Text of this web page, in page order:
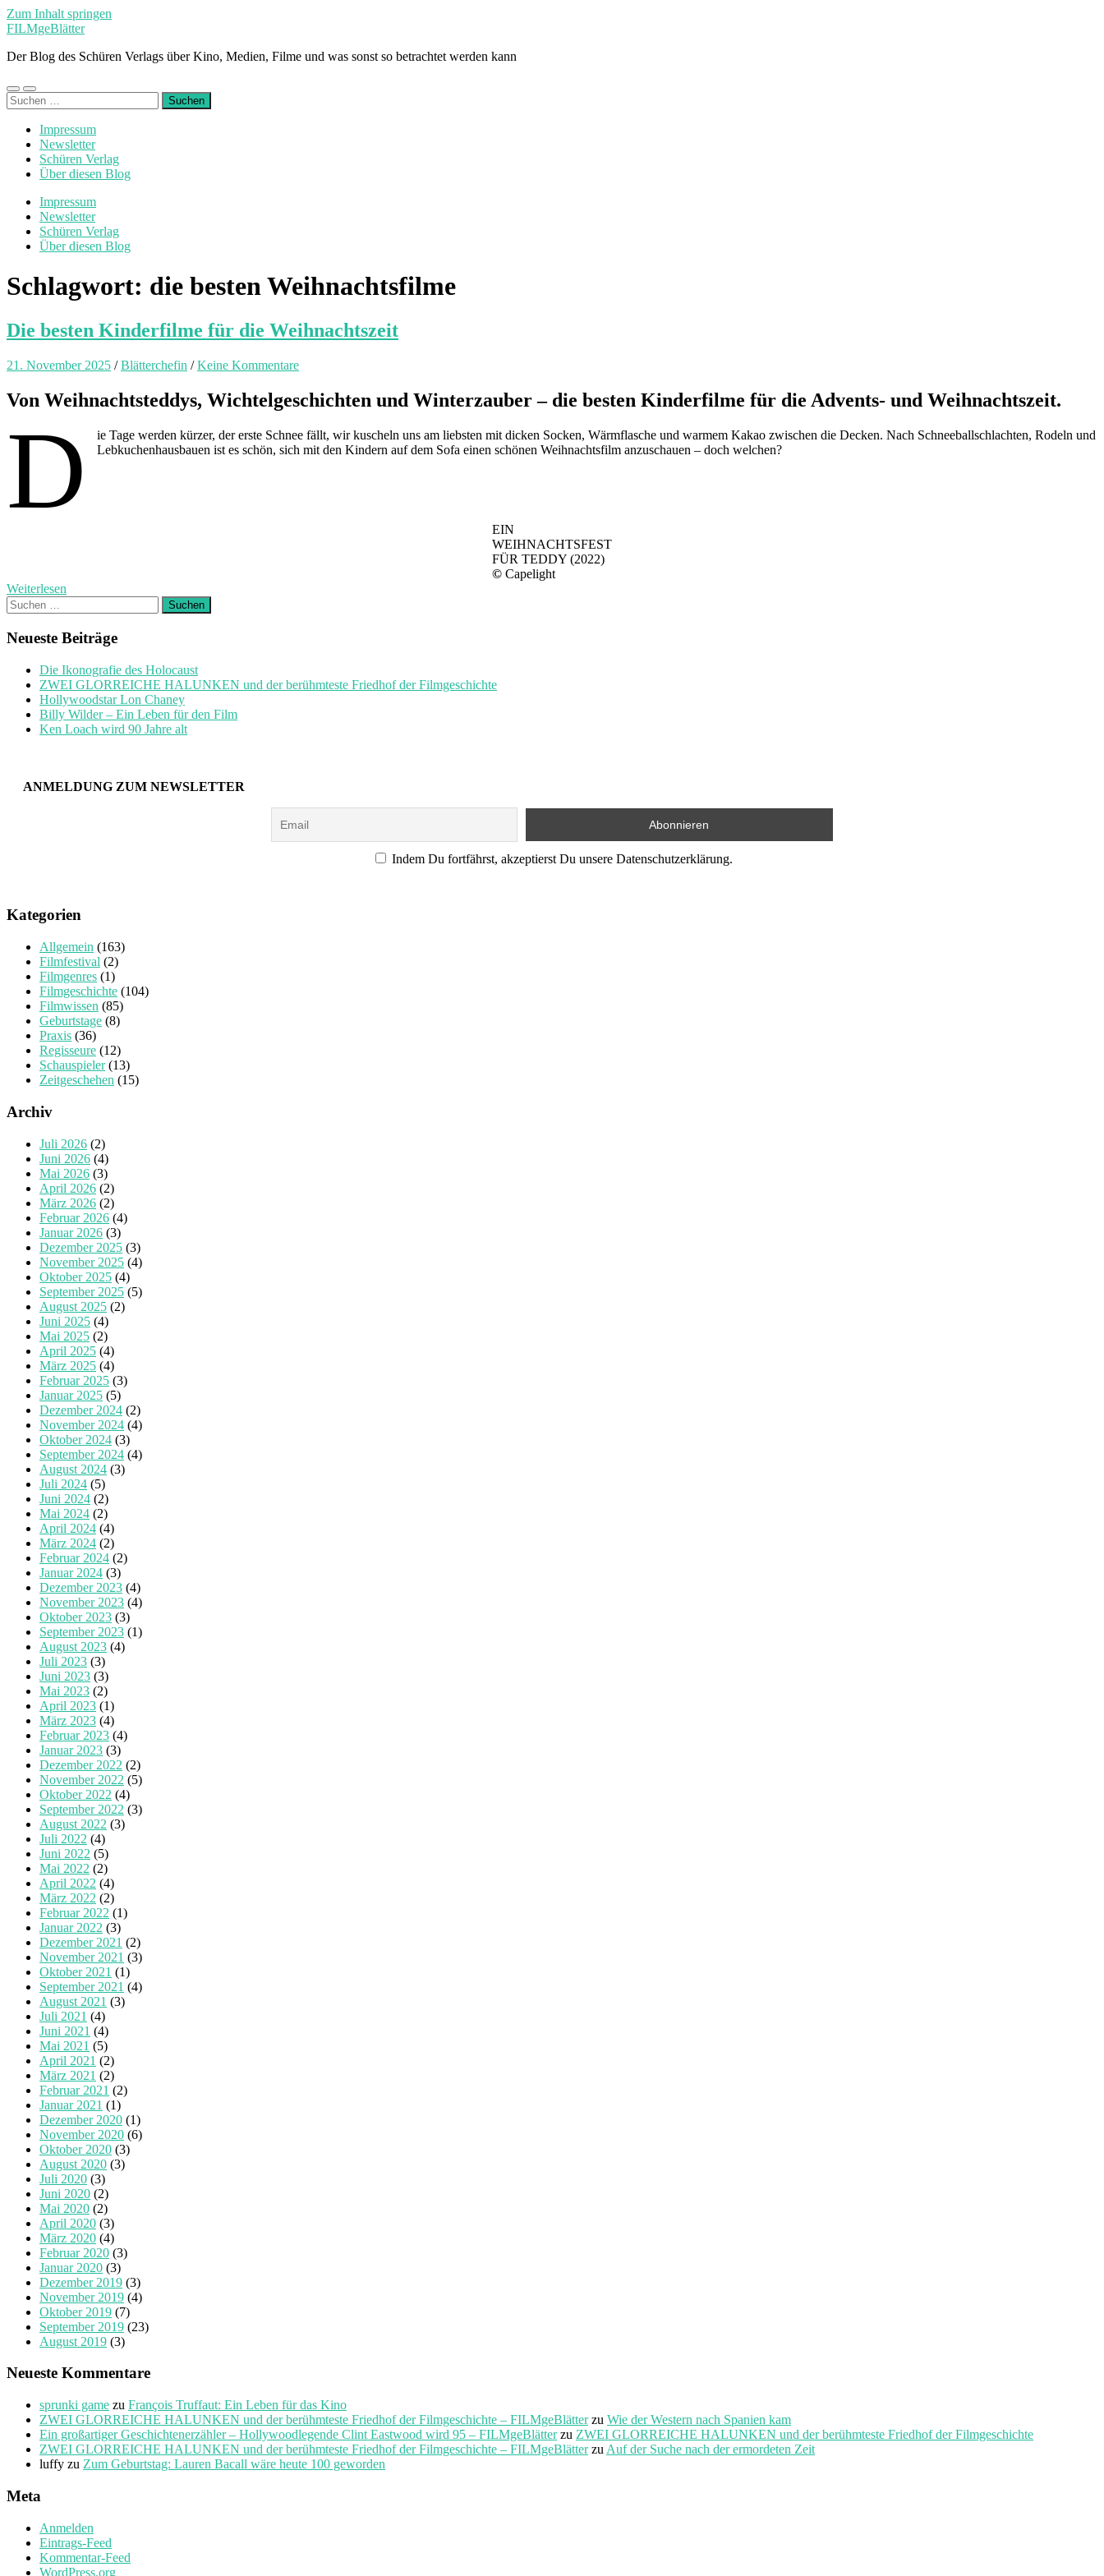
Zum Inhalt springen
FILMgeBlätter
Der Blog des Schüren Verlags über Kino, Medien, Filme und was sonst so betrachtet werden kann
Mobile-
Menü
Suchfeld
ein-/ausblenden
Suchen
nach:
Impressum
Newsletter
Schüren Verlag
Über diesen Blog
Impressum
Newsletter
Schüren Verlag
Über diesen Blog
Schlagwort: die besten Weihnachtsfilme
Die besten Kinderfilme für die Weihnachtszeit
21. November 2025 /Blätterchefin /Keine Kommentare
Von Weihnachtsteddys, Wichtelgeschichten und Winterzauber – die besten Kinderfilme für die Advents- und Weihnachtszeit.
D
ie Tage werden kürzer, der erste Schnee fällt, wir kuscheln uns am liebsten mit dicken Socken, Wärmflasche und warmem Kakao zwischen die Decken. Nach Schneeballschlachten, Rodeln und
Lebkuchenhausbauen ist es schön, sich mit den Kindern auf dem Sofa einen schönen Weihnachtsfilm anzuschauen – doch welchen?
EIN
WEIHNACHTSFEST
FÜR TEDDY (2022)
© Capelight
Weiterlesen
Suchen
nach:
Neueste Beiträge
Die Ikonografie des Holocaust
ZWEI GLORREICHE HALUNKEN und der berühmteste Friedhof der Filmgeschichte
Hollywoodstar Lon Chaney
Billy Wilder – Ein Leben für den Film
Ken Loach wird 90 Jahre alt
ANMELDUNG ZUM NEWSLETTER
Indem Du fortfährst, akzeptierst Du unsere Datenschutzerklärung.
Kategorien
Allgemein (163)
Filmfestival (2)
Filmgenres (1)
Filmgeschichte (104)
Filmwissen (85)
Geburtstage (8)
Praxis (36)
Regisseure (12)
Schauspieler(13)
Zeitgeschehen (15)
Archiv
Juli 2026 (2)
Juni 2026 (4)
Mai 2026 (3)
April 2026 (2)
März 2026 (2)
Februar 2026 (4)
Januar 2026 (3)
Dezember 2025 (3)
November 2025 (4)
Oktober 2025 (4)
September 2025 (5)
August 2025 (2)
Juni 2025 (4)
Mai 2025 (2)
April 2025 (4)
März 2025 (4)
Februar 2025 (3)
Januar 2025 (5)
Dezember 2024 (2)
November 2024 (4)
Oktober 2024 (3)
September 2024 (4)
August 2024 (3)
Juli 2024 (5)
Juni 2024 (2)
Mai 2024 (2)
April 2024 (4)
März 2024 (2)
Februar 2024 (2)
Januar 2024 (3)
Dezember 2023 (4)
November 2023 (4)
Oktober 2023 (3)
September 2023 (1)
August 2023 (4)
Juli 2023 (3)
Juni 2023 (3)
Mai 2023 (2)
April 2023 (1)
März 2023 (4)
Februar 2023 (4)
Januar 2023 (3)
Dezember 2022 (2)
November 2022 (5)
Oktober 2022 (4)
September 2022 (3)
August 2022 (3)
Juli 2022 (4)
Juni 2022 (5)
Mai 2022 (2)
April 2022 (4)
März 2022 (2)
Februar 2022 (1)
Januar 2022 (3)
Dezember 2021 (2)
November 2021 (3)
Oktober 2021 (1)
September 2021 (4)
August 2021 (3)
Juli 2021 (4)
Juni 2021 (4)
Mai 2021 (5)
April 2021 (2)
März 2021 (2)
Februar 2021 (2)
Januar 2021 (1)
Dezember 2020 (1)
November 2020 (6)
Oktober 2020 (3)
August 2020 (3)
Juli 2020 (3)
Juni 2020 (2)
Mai 2020 (2)
April 2020 (3)
März 2020 (4)
Februar 2020 (3)
Januar 2020 (3)
Dezember 2019 (3)
November 2019 (4)
Oktober 2019 (7)
September 2019 (23)
August 2019 (3)
Neueste Kommentare
sprunki game zu François Truffaut: Ein Leben für das Kino
ZWEI GLORREICHE HALUNKEN und der berühmteste Friedhof der Filmgeschichte – FILMgeBlätterzu Wie der Western nach Spanien kam
Ein großartiger Geschichtenerzähler – Hollywoodlegende Clint Eastwood wird 95 – FILMgeBlätterzu ZWEI GLORREICHE HALUNKEN und der berühmteste Friedhof der Filmgeschichte
ZWEI GLORREICHE HALUNKEN und der berühmteste Friedhof der Filmgeschichte – FILMgeBlätterzu Auf der Suche nach der ermordeten Zeit
luffy zu Zum Geburtstag: Lauren Bacall wäre heute 100 geworden
Meta
Anmelden
Eintrags-Feed
Kommentar-Feed
WordPress.org